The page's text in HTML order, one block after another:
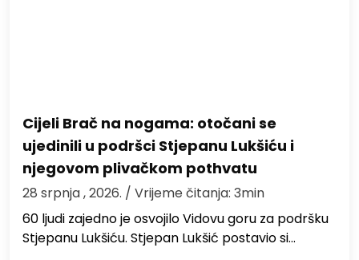
Cijeli Brač na nogama: otočani se
ujedinili u podršci Stjepanu Lukšiću i
njegovom plivačkom pothvatu
28 srpnja , 2026. / Vrijeme čitanja: 3min
60 ljudi zajedno je osvojilo Vidovu goru za podršku
Stjepanu Lukšiću. Stjepan Lukšić postavio si…